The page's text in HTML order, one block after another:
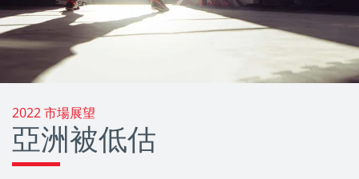
2022 市場展望
亞洲被低估